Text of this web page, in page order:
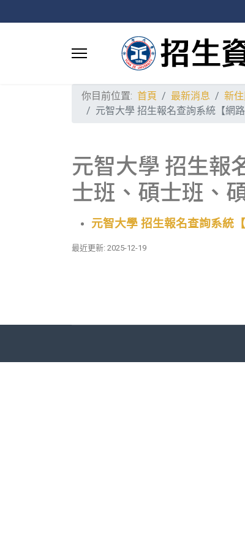
你目前位置: 首頁 最新消息
新
元智大學 招生報名查詢系統【網
元智大學 招生報
士班、碩士班、
元智大學 招生報名查詢系統
最近更新: 2025-12-19